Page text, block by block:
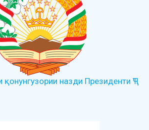
назди Президенти ҶТ